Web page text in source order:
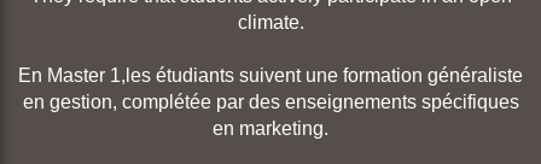
climate.
En Master 1,les étudiants suivent une formation généraliste
en gestion, complétée par des enseignements spécifiques
en marketing.